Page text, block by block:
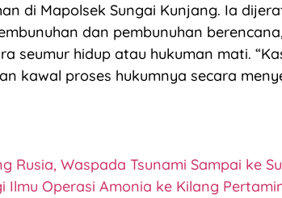
di Mapolsek Sungai Kunjang. Ia
dan pembunuhan
seumur hidup atau hukuman mati.
kawal proses hukumnya secara
Rusia, Waspada Tsunami Sampai ke
Ilmu Operasi Amonia ke Kilang